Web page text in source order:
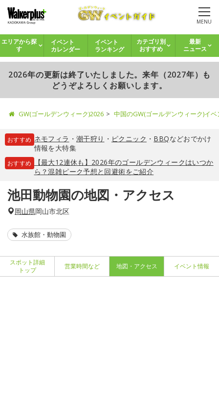
MENU
エリアから探
す
イベント
カレンダー
イベント
ランキング
カテゴリ別
おすすめ
最新
ニュース
2026年の更新は終了いたしました。来年（2027年）も
どうぞよろしくお願いします。
GW(ゴールデンウィーク)2026 中国のGW(ゴールデンウィーク)イ
おすすめ ネモフィラ ・ 潮干狩り ・ ピクニック ・ BBQなどおでかけ
情報を大特集
おすすめ
【最大12連休も】2026年のゴールデンウィークはいつか
ら？混雑ピーク予想と回避術をご紹介
池田動物園の地図・アクセス
岡山県岡山市北区
水族館・動物園
スポット詳細
トップ
営業時間など 地図・アクセス イベント情報